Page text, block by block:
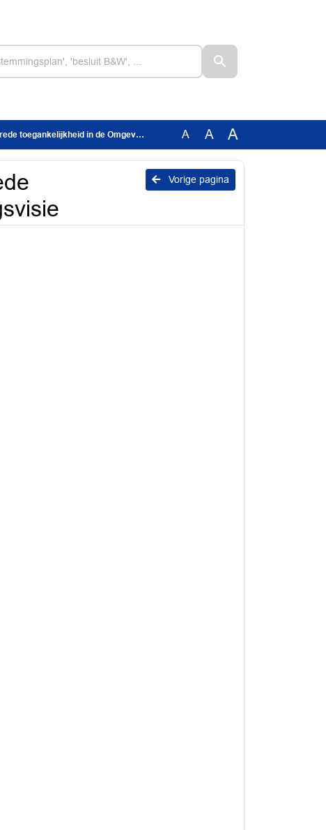
in de Omgevingsvisie A A A
Vorige pagina